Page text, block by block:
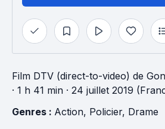
Film DTV (direct-to-video) de
· 1 h 41 min · 24 juillet 2019
Genres : Action, Policier, Drame